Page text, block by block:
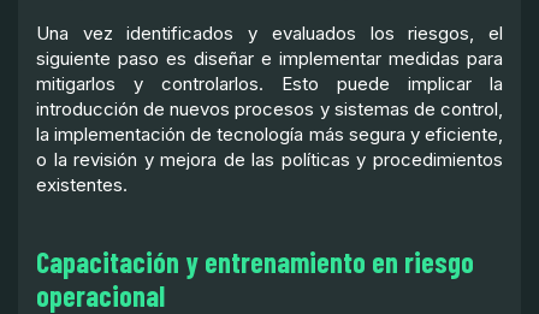
Una vez identificados y evaluados los riesgos, el
siguiente paso es diseñar e implementar medidas para
mitigarlos y controlarlos. Esto puede implicar la
introducción de nuevos procesos y sistemas de control,
la implementación de tecnología más segura y eficiente,
o la revisión y mejora de las políticas y procedimientos
existentes.
Capacitación y entrenamiento en riesgo
operacional